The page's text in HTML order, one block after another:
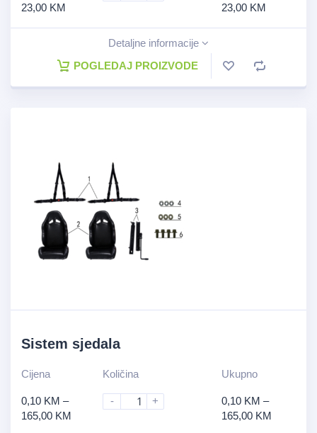
23,00 KM
23,00 KM
Detaljne informacije
POGLEDAJ PROIZVODE
Sistem sjedala
Cijena
0,10 KM –
165,00 KM
Količina
- +
Ukupno
0,10 KM –
165,00 KM